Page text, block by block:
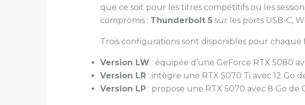
que ce soit pour les titres compétitifs ou les
compromis : Thunderbolt 5sur les ports USB-C,
Trois configurations sont disponibles pour chaque
Version LW : équipée d’une GeForce RTX 5080
Version LR: intègre une RTX 5070 Ti avec 12 Go
Version LP: propose une RTX 5070 avec 8 Go